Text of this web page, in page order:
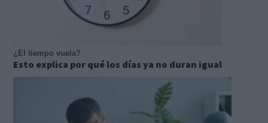
¿El tiempo vuela?
Esto explica por qué los días ya no duran igual